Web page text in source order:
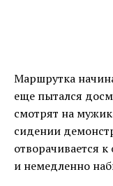
Маршрутка
еще пытался
смотрят на
сидении
отворачивается
и немедленно